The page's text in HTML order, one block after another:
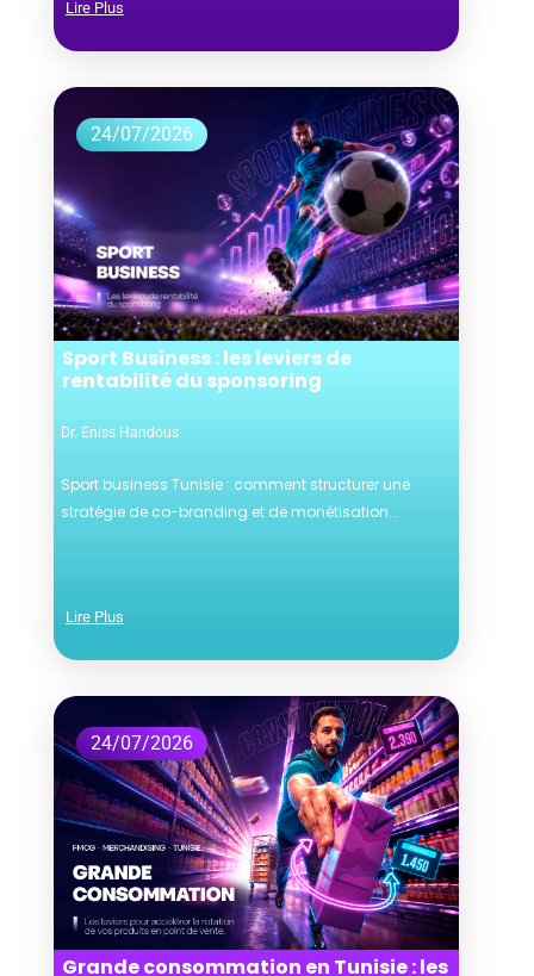
Lire Plus
Sport Business : les leviers de
rentabilité du sponsoring
Dr. Eniss Handous
24/07/2026
Sport business Tunisie : comment structurer une
stratégie de co-branding et de monétisation...
Lire Plus
Grande consommation en Tunisie : les
24/07/2026